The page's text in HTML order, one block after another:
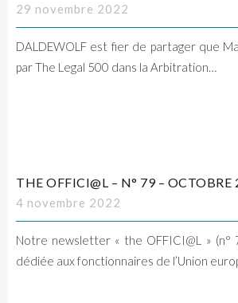
29 novembre 2022
DALDEWOLF est fier de partager que
par The Legal 500 dans la Arbitration…
THE OFFICI@L – N° 79 – OCTOBRE
4 novembre 2022
Notre newsletter « the OFFICI@L » (n°
dédiée aux fonctionnaires de l’Union